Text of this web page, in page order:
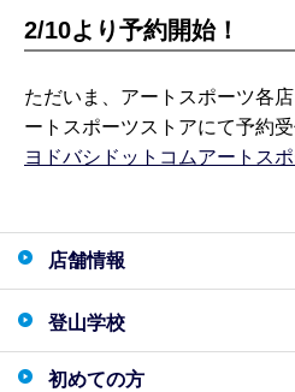
2/10より予約開始！
ただいま、アートスポーツ各
ートスポーツストアにて予約受
ヨドバシドットコムアートス
店舗情報
登山学校
初めての方